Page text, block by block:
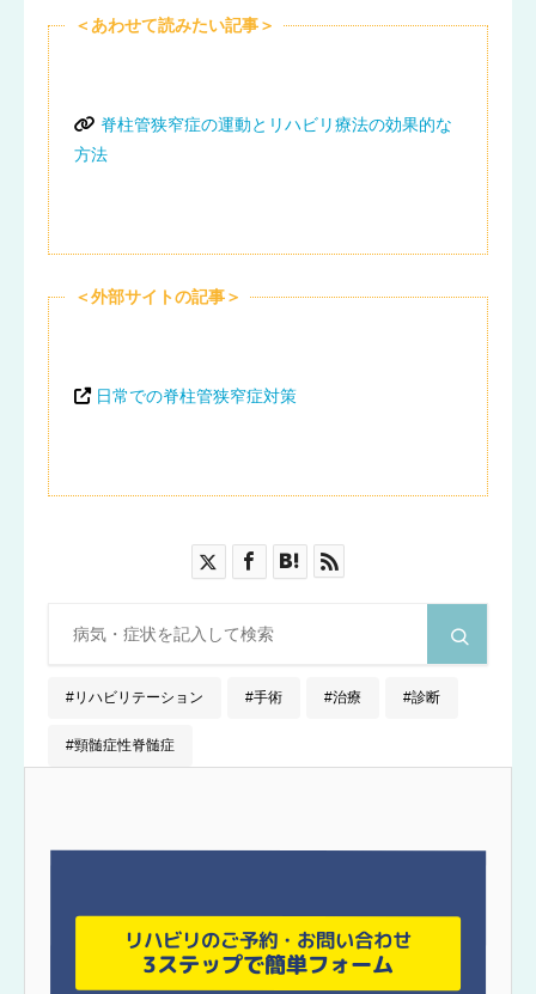
理なストレッチや重い物を持つ動作は避け、適
＜あわせて読みたい記事＞
脊柱管狭窄症の運動とリハビリ療法の効果的な
方法
＜外部サイトの記事＞
日常での脊柱管狭窄症対策
リハビリテーション 手術 治療 診断
頸髄症性脊髄症
リハビリのご予約・お問い合わせ
3ステップで簡単フォーム